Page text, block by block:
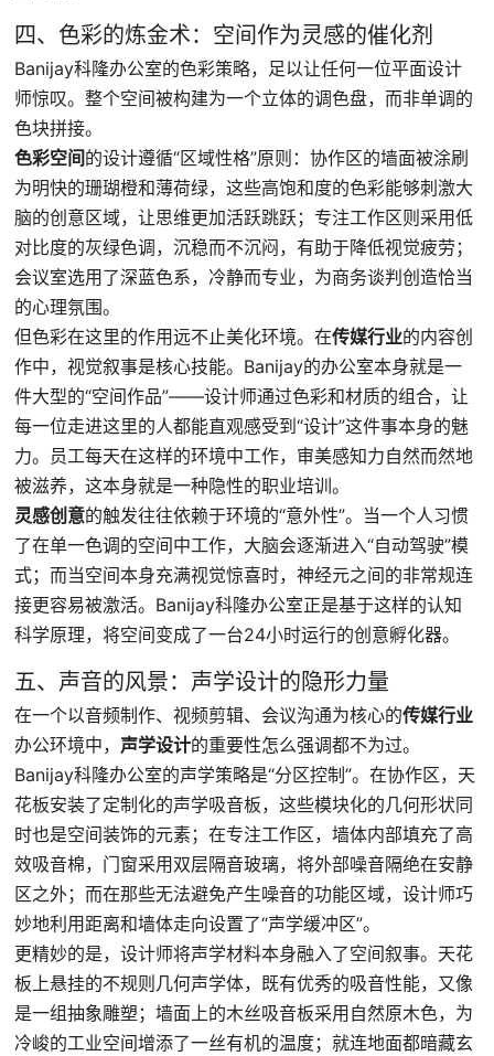
四、色彩的炼金术：空间作为灵感的催化剂
Banijay科隆办公室的色彩策略，足以让任何一位平面设计
师惊叹。整个空间被构建为一个立体的调色盘，而非单调的
色块拼接。
色彩空间的设计遵循“区域性格”原则：协作区的墙面被涂刷
为明快的珊瑚橙和薄荷绿，这些高饱和度的色彩能够刺激大
脑的创意区域，让思维更加活跃跳跃；专注工作区则采用低
对比度的灰绿色调，沉稳而不沉闷，有助于降低视觉疲劳；
会议室选用了深蓝色系，冷静而专业，为商务谈判创造恰当
的心理氛围。
但色彩在这里的作用远不止美化环境。在传媒行业的内容创
作中，视觉叙事是核心技能。Banijay的办公室本身就是一
件大型的“空间作品”——设计师通过色彩和材质的组合，让
每一位走进这里的人都能直观感受到“设计”这件事本身的魅
力。员工每天在这样的环境中工作，审美感知力自然而然地
被滋养，这本身就是一种隐性的职业培训。
灵感创意的触发往往依赖于环境的“意外性”。当一个人习惯
了在单一色调的空间中工作，大脑会逐渐进入“自动驾驶”模
式；而当空间本身充满视觉惊喜时，神经元之间的非常规连
接更容易被激活。Banijay科隆办公室正是基于这样的认知
科学原理，将空间变成了一台24小时运行的创意孵化器。
五、声音的风景：声学设计的隐形力量
在一个以音频制作、视频剪辑、会议沟通为核心的传媒行业
办公环境中， 声学设计的重要性怎么强调都不为过。
Banijay科隆办公室的声学策略是“分区控制”。在协作区，天
花板安装了定制化的声学吸音板，这些模块化的几何形状同
时也是空间装饰的元素；在专注工作区，墙体内部填充了高
效吸音棉，门窗采用双层隔音玻璃，将外部噪音隔绝在安静
区之外；而在那些无法避免产生噪音的功能区域，设计师巧
妙地利用距离和墙体走向设置了“声学缓冲区”。
更精妙的是，设计师将声学材料本身融入了空间叙事。天花
板上悬挂的不规则几何声学体，既有优秀的吸音性能，又像
是一组抽象雕塑；墙面上的木丝吸音板采用自然原木色，为
冷峻的工业空间增添了一丝有机的温度；就连地面都暗藏玄